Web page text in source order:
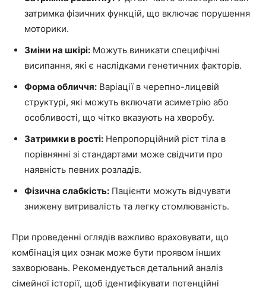
затримка фізичних функцій, що включає порушення
моторики.
Зміни на шкірі: Можуть виникати специфічні
висипання, які є наслідками генетичних факторів.
Форма обличчя: Варіації в черепно-лицевій
структурі, які можуть включати асиметрію або
особливості, що чітко вказують на хворобу.
Затримки в рості: Непропорційний ріст тіла в
порівнянні зі стандартами може свідчити про
наявність певних розладів.
Фізична слабкість: Пацієнти можуть відчувати
знижену витривалість та легку стомлюваність.
При проведенні оглядів важливо враховувати, що
комбінація цих ознак може бути проявом інших
захворювань. Рекомендується детальний аналіз
сімейної історії, щоб ідентифікувати потенційні